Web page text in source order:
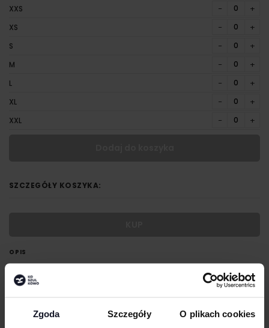
Zgoda Szczegóły O plikach cookies
OPIS
Certyfikowany poliester z recyklingu
Miękka, elastyczna tkanina
XXS
− +
XS − +
S − +
M − +
L − +
XL − +
XXL − +
SZCZEGÓŁY KOSZYKA: